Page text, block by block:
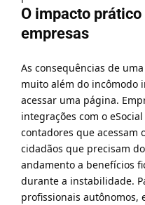
O impacto
empresas
As consequências de
muito além do incômodo
acessar uma página.
integrações com o
contadores que acessam
cidadãos que precisam
andamento a benefícios
durante a instabilidade.
profissionais autônomos,